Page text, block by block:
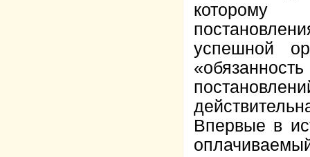
которому
успешной
Впервые в